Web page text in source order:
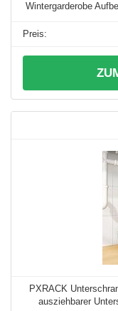
Wintergarderobe
PXRACK
ausziehbarer